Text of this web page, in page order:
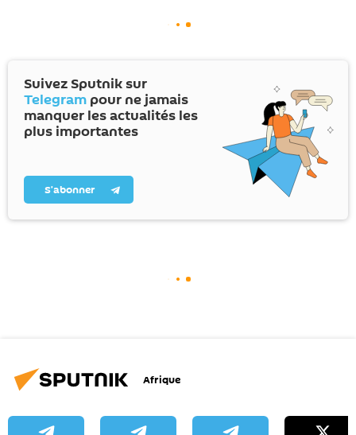
Suivez Sputnik sur
Telegram pour ne jamais
manquer les actualités les
plus importantes
S’abonner
Afrique